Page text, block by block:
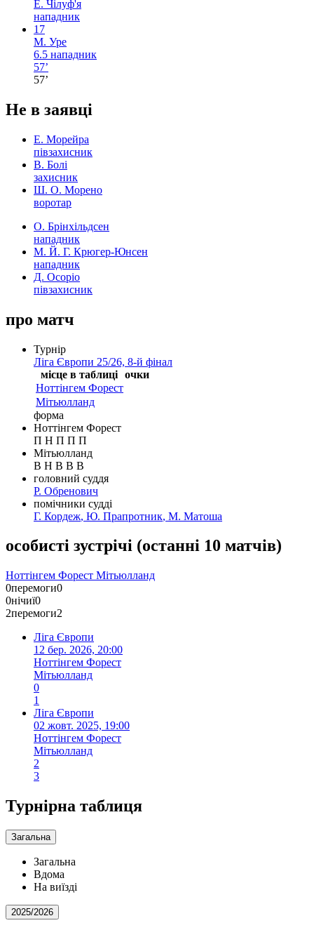
Е. Чілуф'я
нападник
17
М. Уре
6.5 нападник
57’
57’
Не в заявці
Е. Морейра
півзахисник
В. Болі
захисник
Ш. О. Морено
воротар
О. Брінхільдсен
нападник
М. Й. Г. Крюгер-Юнсен
нападник
Д. Осоріо
півзахисник
про матч
Турнір
Ліга Європи 25/26, 8-й фінал
місце в таблиці
очки
Ноттінгем Форест
Мітьюлланд
форма
Ноттінгем Форест
П Н П П П
Мітьюлланд
В Н В В В
головний суддя
Р. Обренович
помічники судді
Г. Кордеж, Ю. Прапротник, М. Матоша
особисті зустрічі (останні 10 матчів)
Ноттінгем Форест Мітьюлланд
0перемоги0
0нічиї0
2перемоги2
Ліга Європи
12 бер. 2026, 20:00
Ноттінгем Форест
Мітьюлланд
0
1
Ліга Європи
02 жовт. 2025, 19:00
Ноттінгем Форест
Мітьюлланд
2
3
Турнірна таблиця
Загальна
Загальна
Вдома
На виїзді
2025/2026